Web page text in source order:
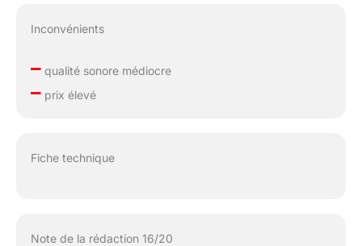
Inconvénients
–qualité sonore médiocre
–prix élevé
Fiche technique
Note de la rédaction 16/20